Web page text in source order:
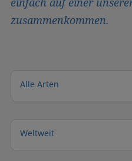
zusammenkommen.
Alle Arten
Weltweit